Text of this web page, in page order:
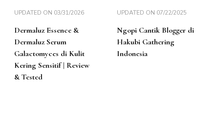
UPDATED ON 03/31/2026
Dermaluz Essence &
Dermaluz Serum
Galactomyces di Kulit
Kering Sensitif | Review
& Tested
UPDATED ON 07/22/2025
Ngopi Cantik Blogger di
Hakubi Gathering
Indonesia